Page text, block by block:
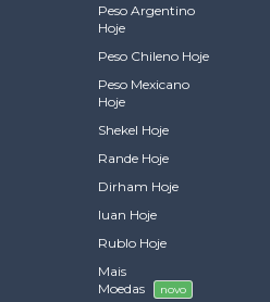
Peso Argentino
Hoje
Peso Chileno Hoje
Peso Mexicano
Hoje
Shekel Hoje
Rande Hoje
Dirham Hoje
Iuan Hoje
Rublo Hoje
Mais
Moedas
novo